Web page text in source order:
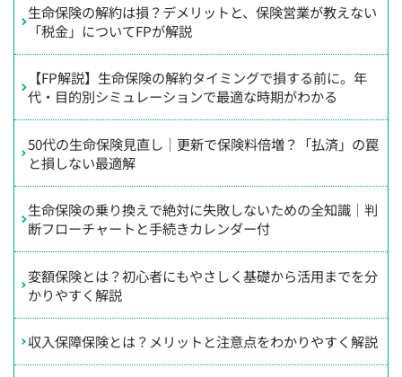
生命保険の解約は損？デメリットと、保険営業が教えない
「税金」についてFPが解説
【FP解説】生命保険の解約タイミングで損する前に。年
代・目的別シミュレーションで最適な時期がわかる
50代の生命保険見直し｜更新で保険料倍増？「払済」の罠
と損しない最適解
生命保険の乗り換えで絶対に失敗しないための全知識｜判
断フローチャートと手続きカレンダー付
変額保険とは？初心者にもやさしく基礎から活用までを分
かりやすく解説
収入保障保険とは？メリットと注意点をわかりやすく解説